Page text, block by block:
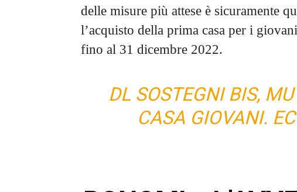
delle misure più attese è sicuramente
l’acquisto della prima casa per i
fino al 31 dicembre 2022.
DL SOSTEGNI BIS,
CASA GIOVANI.